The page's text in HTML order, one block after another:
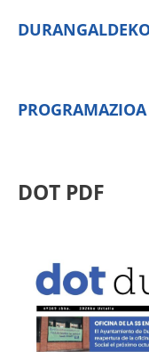
PROGRAMAZIOA
DOT PDF